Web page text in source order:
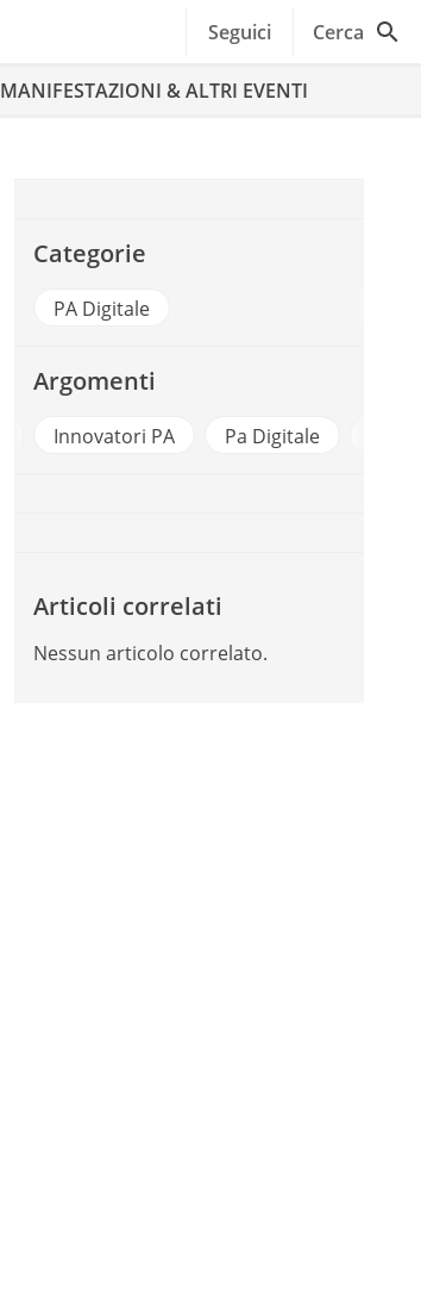
Seguici Cerca
MANIFESTAZIONI & ALTRI EVENTI
Categorie
PA Digitale
Argomenti
Innovatori PA Pa Digitale
Articoli correlati
Nessun articolo correlato.